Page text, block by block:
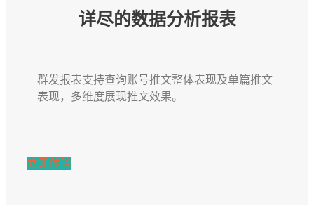
详尽的数据分析报表
群发报表支持查询账号推文整体表现及单篇推文
表现，多维度展现推文效果。
立即体验